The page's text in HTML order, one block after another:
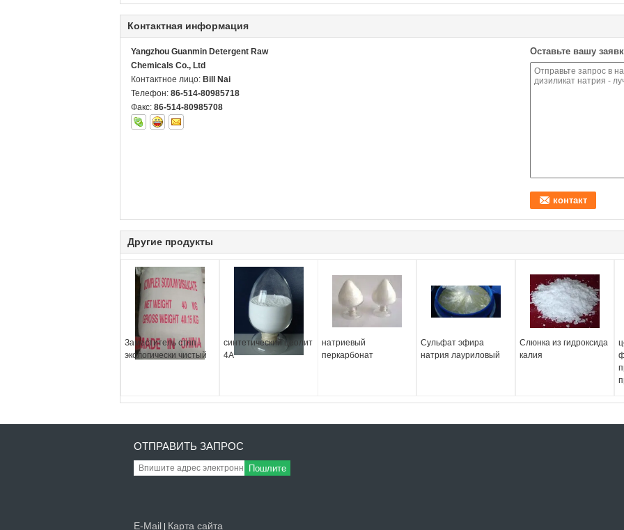
Контактная информация
Yangzhou Guanmin Detergent Raw
Chemicals Co., Ltd
Контактное лицо: Bill Nai
Телефон: 86-514-80985718
Факс: 86-514-80985708
Оставьте вашу
Другие продукты
Заместитель стпп -
экологически чистый
синтетический цеолит
4А
натриевый
перкарбонат
Сульфат эфира
натрия лауриловый
Слюнка из гидроксида
калия
ОТПРАВИТЬ ЗАПРОС
Пошлите
E-Mail Карта сайта